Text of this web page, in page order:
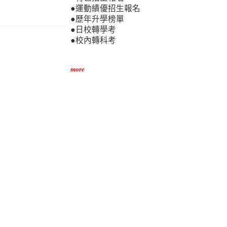
●運動績優招生報名
●歷年升學榜單
●日校轉學考
●校內轉科考
more